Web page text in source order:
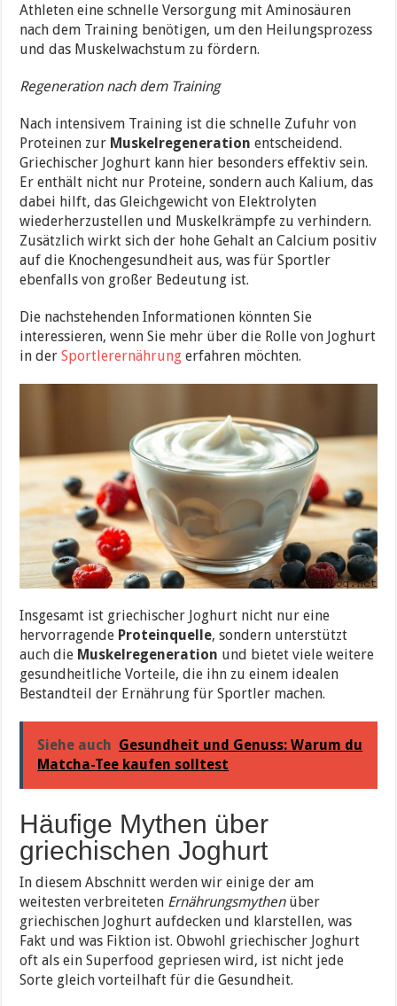
Athleten eine schnelle Versorgung mit Aminosäuren
nach dem Training benötigen, um den Heilungsprozess
und das Muskelwachstum zu fördern.
Regeneration nach dem Training
Nach intensivem Training ist die schnelle Zufuhr von
Proteinen zur Muskelregeneration entscheidend.
Griechischer Joghurt kann hier besonders effektiv sein.
Er enthält nicht nur Proteine, sondern auch Kalium, das
dabei hilft, das Gleichgewicht von Elektrolyten
wiederherzustellen und Muskelkrämpfe zu verhindern.
Zusätzlich wirkt sich der hohe Gehalt an Calcium positiv
auf die Knochengesundheit aus, was für Sportler
ebenfalls von großer Bedeutung ist.
Die nachstehenden Informationen könnten Sie
interessieren, wenn Sie mehr über die Rolle von Joghurt
in derSportlerernährung erfahren möchten.
Insgesamt ist griechischer Joghurt nicht nur eine
hervorragende Proteinquelle, sondern unterstützt
auch die Muskelregeneration und bietet viele weitere
gesundheitliche Vorteile, die ihn zu einem idealen
Bestandteil der Ernährung für Sportler machen.
Siehe auch Gesundheit und Genuss: Warum du
Matcha-Tee kaufen solltest
Häufige Mythen über
griechischen Joghurt
In diesem Abschnitt werden wir einige der am
weitesten verbreiteten Ernährungsmythenüber
griechischen Joghurt aufdecken und klarstellen, was
Fakt und was Fiktion ist. Obwohl griechischer Joghurt
oft als ein Superfood gepriesen wird, ist nicht jede
Sorte gleich vorteilhaft für die Gesundheit.